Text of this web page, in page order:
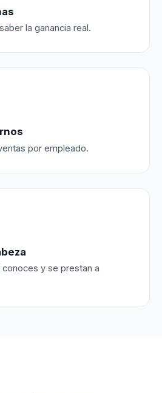
la ganancia real.
por empleado.
y se prestan a